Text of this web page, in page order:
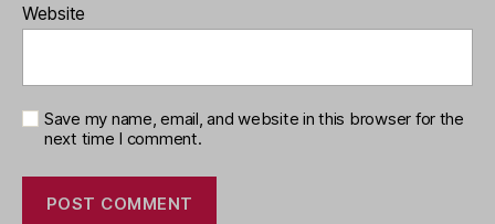
Website
Save my name, email, and website in this browser for the
next time I comment.